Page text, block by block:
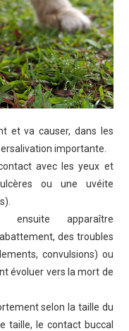
et va causer, dans les
importante.
avec les yeux et
ou une uvéite
ensuite apparaître
des troubles
convulsions) ou
évoluer vers la mort de
selon la taille du
taille, le contact buccal